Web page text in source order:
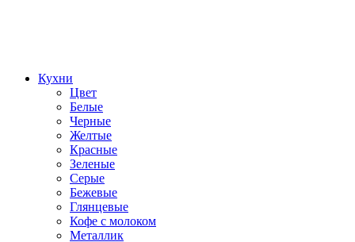
Кухни
Цвет
Белые
Черные
Желтые
Красные
Зеленые
Серые
Бежевые
Глянцевые
Кофе с молоком
Металлик